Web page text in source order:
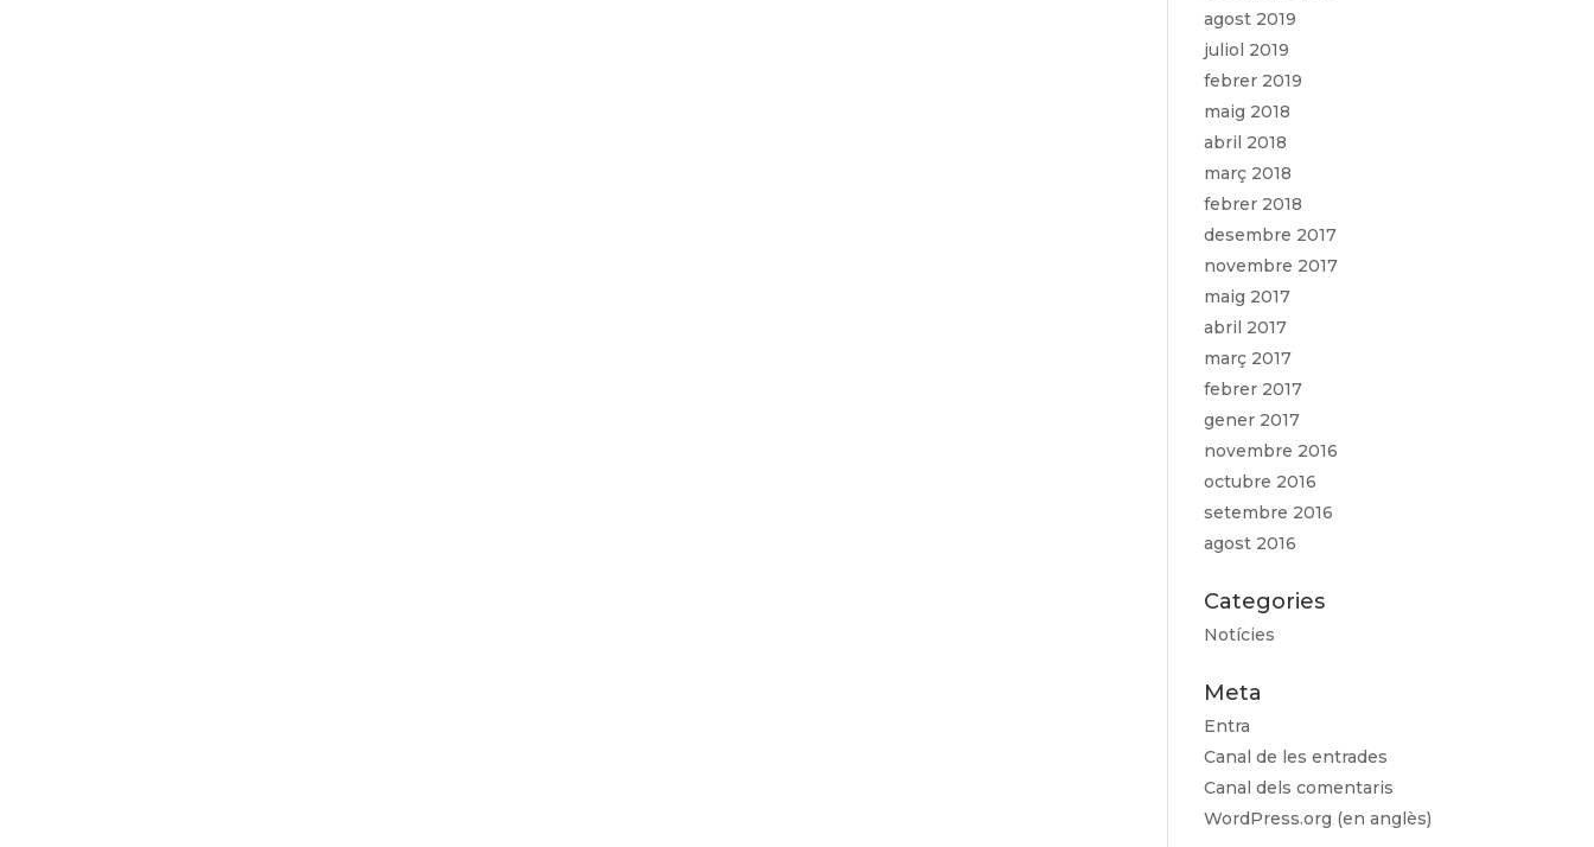
agost 2019
juliol 2019
febrer 2019
maig 2018
abril 2018
març 2018
febrer 2018
desembre 2017
novembre 2017
maig 2017
abril 2017
març 2017
febrer 2017
gener 2017
novembre 2016
octubre 2016
setembre 2016
agost 2016
Categories
Notícies
Meta
Entra
Canal de les entrades
Canal dels comentaris
WordPress.org (en anglès)